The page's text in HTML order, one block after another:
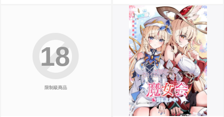
限制級商品
18